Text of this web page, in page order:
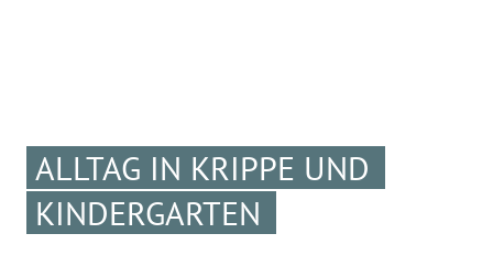
ALLTAG IN KRIPPE UND
KINDERGARTEN